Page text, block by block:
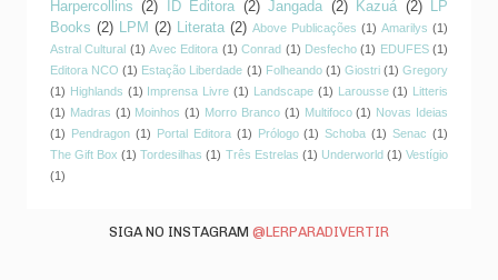
Harpercollins
(2) ID Editora (2) Jangada (2) Kazuá (2)
LP
Books (2) LPM (2) Literata (2) Above Publicações (1) Amarilys (1)
Astral Cultural (1) Avec Editora (1) Conrad (1) Desfecho (1) EDUFES (1)
Editora NCO (1) Estação Liberdade (1) Folheando (1) Giostri (1) Gregory
(1) Highlands (1) Imprensa Livre (1) Landscape (1) Larousse (1) Litteris
(1) Madras (1) Moinhos (1) Morro Branco (1) Multifoco (1) Novas Ideias
(1) Pendragon (1) Portal Editora (1) Prólogo (1) Schoba (1) Senac (1)
The Gift Box (1) Tordesilhas (1) Três Estrelas (1) Underworld (1) Vestígio
(1)
SIGA NO INSTAGRAM @LERPARADIVERTIR